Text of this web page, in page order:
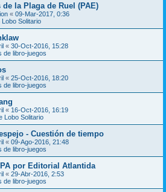
la Plaga de Ruel (PAE)
« 09-Mar-2017, 0:36
Solitario
« 30-Oct-2016, 15:28
de libro-juegos
« 25-Oct-2016, 18:20
de libro-juegos
« 16-Oct-2016, 16:19
Lobo Solitario
- Cuestión de tiempo
« 09-Ago-2016, 21:48
de libro-juegos
por Editorial Atlantida
« 29-Abr-2016, 2:53
de libro-juegos